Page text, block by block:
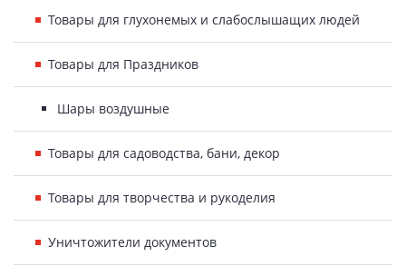
Товары для глухонемых и слабослышащих людей
Товары для Праздников
Шары воздушные
Товары для садоводства, бани, декор
Товары для творчества и рукоделия
Уничтожители документов